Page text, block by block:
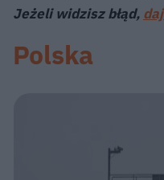
Jeżeli widzisz błąd,
Polska